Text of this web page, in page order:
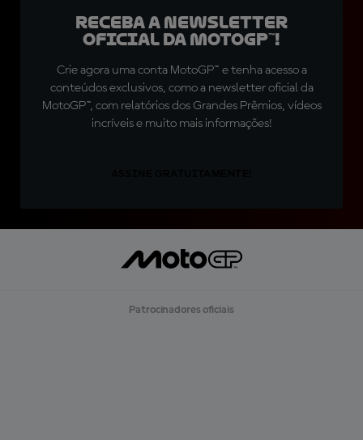
Receba a newsletter
oficial da MotoGP™!
Crie agora uma conta MotoGP™ e tenha acesso a
conteúdos exclusivos, como a newsletter oficial da
MotoGP™, com relatórios dos Grandes Prêmios, vídeos
incríveis e muito mais informações!
Patrocinadores oficiais